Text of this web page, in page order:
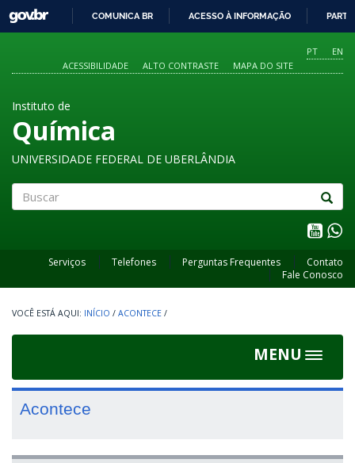
O
CONTEÚDO
GOVBR
COMUNICA BR ACESSO À INFORMAÇÃO
PT
EN
ACESSIBILIDADE
ALTO CONTRASTE MAPA DO SITE
Instituto de
Química
UNIVERSIDADE FEDERAL DE UBERLÂNDIA
Serviços Telefones Perguntas Frequentes
Contato
Fale Conosco
INÍCIO / ACONTECE /
MENU
Toggle
Acontece